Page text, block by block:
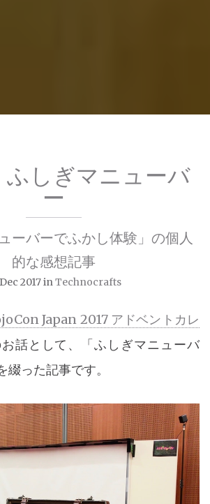
ふしぎマニューバ
ー
ーバーでふかし体験」の個人
的な感想記事
2017inTechnocrafts
Japan 2017 アドベントカレ
話として、「ふしぎマニューバ
った記事です。